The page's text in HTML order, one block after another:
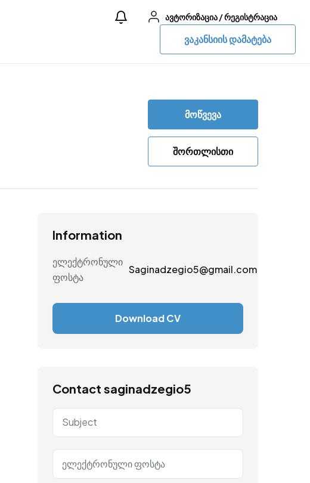
ავტორიზაცია/რეგისტრაცია
ვაკანსიის დამატება
მოწვევა
შორთლისთი
Information
ელექტრონული
ფოსტა
Saginadzegio5@gmail.com
Download CV
Contact saginadzegio5